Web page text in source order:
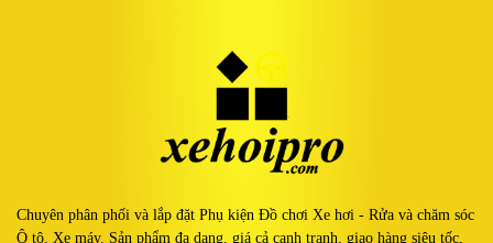
Chuyên phân phối và lắp đặt Phụ kiện Đồ chơi Xe hơi - Rửa và chăm sóc
Ô tô, Xe máy. Sản phẩm đa dạng, giá cả cạnh tranh, giao hàng siêu tốc,